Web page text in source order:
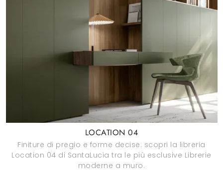
LOCATION 04
Finiture di pregio e forme decise: scopri la libreria
Location 04 di SantaLucia tra le più esclusive Librerie
moderne a muro.